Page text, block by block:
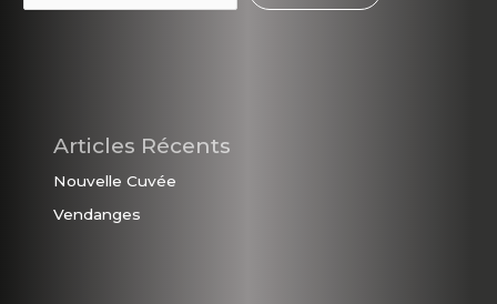
Articles Récents
Nouvelle Cuvée
Vendanges